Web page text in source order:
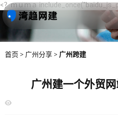
<？ｍｕｍａ
首页 > 广州分享 > 广州跨建
广州建一个外贸